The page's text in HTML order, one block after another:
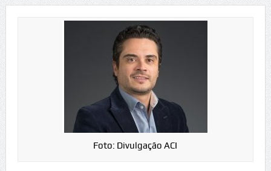
Foto: Divulgação ACI